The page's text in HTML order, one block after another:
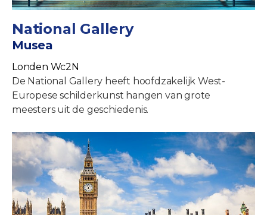
National Gallery
Musea
Londen Wc2N
De National Gallery heeft hoofdzakelijk West-
Europese schilderkunst hangen van grote
meesters uit de geschiedenis.